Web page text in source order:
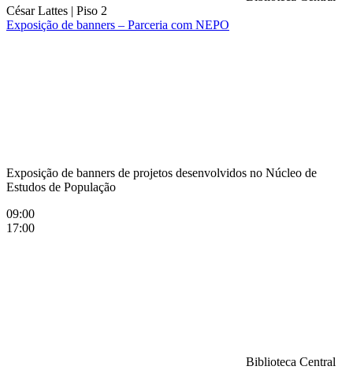
César Lattes | Piso 2
Exposição de banners – Parceria com NEPO
Exposição de banners de projetos desenvolvidos no Núcleo de
Estudos de População
09:00
17:00
Biblioteca Central